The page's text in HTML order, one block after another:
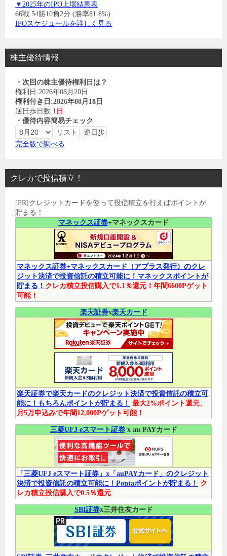
▼2025年のIPO上場結果表
66戦 54勝10負2分 (勝率81.8%)
IPOスケジュールを詳しく見る
株主優待情報
・次回の株主優待権利日は？
権利日:2026年08月20日
権利付き日:2026年08月18日
逆日歩日数:1日
・優待内容簡易チェック
完全版で調べる
クレカで投信積立！
[PR]クレジットカードを使って投信積立を行えばポイントが
貯まる！
マネックス証券+マネックスカード
マネックス証券+マネックスカード（アプラス発行）のクレ
ジット決済で投資信託の積立可能に！マネックスポイントが
貯まる！ クレカ積立投信購入で1.1％還元！年間6600Pゲット
可能！
楽天証券x楽天カード
楽天証券で楽天カードのクレジット決済で投資信託の積立可
能に！もちろんポイントが貯まる！ 最大2%ポイント還元、
月5万申込みで年間12,000Pゲット可能！
三菱UFJ eスマート証券x au PAYカード
「三菱UFJ eスマート証券」x「auPAYカード」のクレジット
決済で投資信託の積立可能に！Pontaポイントが貯まる！
ク
レカ積立投信購入で0.5％還元
SBI証券x三井住友カード